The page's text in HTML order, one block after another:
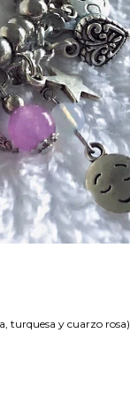
turquesa y cuarzo rosa)